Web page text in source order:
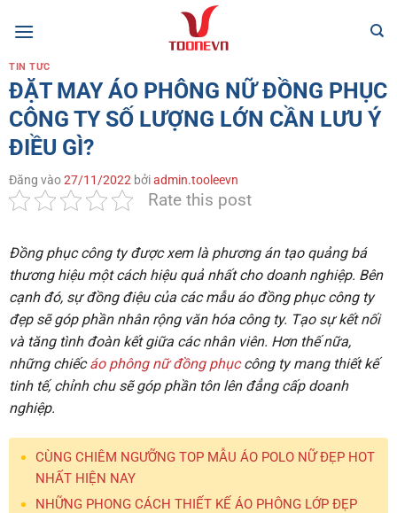
qua
dung
TIN TỨC
ĐẶT MAY ÁO PHÔNG NỮ ĐỒNG PHỤC
CÔNG TY SỐ LƯỢNG LỚN CẦN LƯU Ý
ĐIỀU GÌ?
Đăng vào27/11/2022 bởiadmin.tooleevn
Rate this post
Đồng phục công ty được xem là phương án tạo quảng bá
thương hiệu một cách hiệu quả nhất cho doanh nghiệp. Bên
cạnh đó, sự đồng điệu của các mẫu áo đồng phục công ty
đẹp sẽ góp phần nhân rộng văn hóa công ty. Tạo sự kết nối
và tăng tình đoàn kết giữa các nhân viên. Hơn thế nữa,
những chiếcáo phông nữ đồng phụccông ty mang thiết kế
tinh tế, chỉnh chu sẽ góp phần tôn lên đẳng cấp doanh
nghiệp.
CÙNG CHIÊM NGƯỠNG TOP MẪU ÁO POLO NỮ ĐẸP HOT
NHẤT HIỆN NAY
NHỮNG PHONG CÁCH THIẾT KẾ ÁO PHÔNG LỚP ĐẸP